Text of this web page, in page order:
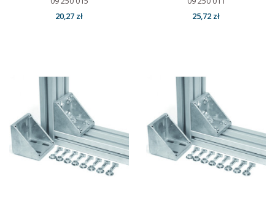
20,27 zł
25,72 zł